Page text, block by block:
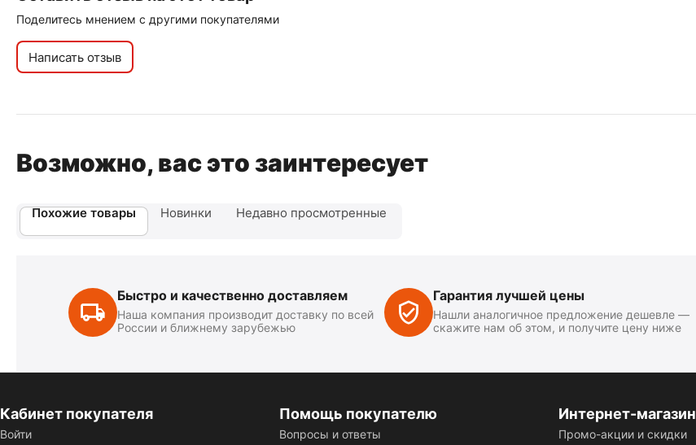
Поделитесь мнением с другими покупателями
Написать отзыв
Возможно, вас это заинтересует
Похожие товары Новинки Недавно просмотренные
Быстро и качественно доставляем
Наша компания производит доставку по всей
России и ближнему зарубежью
Гарантия лучшей цены
Нашли аналогичное предложение дешевле —
скажите нам об этом, и получите цену ниже
Кабинет покупателя
Войти
Помощь покупателю
Вопросы и ответы
Интернет-магазин
Промо-акции и скидки